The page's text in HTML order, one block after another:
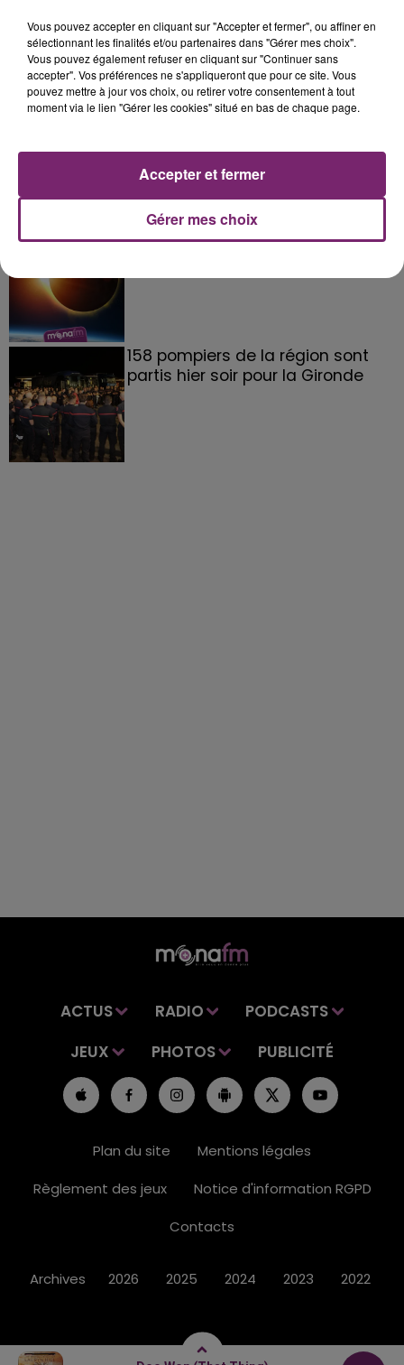
La Bulle - Guinguette éphémère
éclipse solaire du 12 Août 2026
158 pompiers de la région sont
partis hier soir pour la Gironde
ACTUS RADIO
PODCASTS
JEUX
PHOTOS PUBLICITÉ
Plan du site
Mentions légales
Règlement des jeux
Notice d'information RGPD
Contacts
Archives 2026 2025 2024 2023 2022
Vous pouvez accepter en cliquant sur "Accepter et fermer", ou affiner en
sélectionnant les finalités et/ou partenaires dans "Gérer mes choix".
Vous pouvez également refuser en cliquant sur "Continuer sans
accepter". Vos préférences ne s'appliqueront que pour ce site. Vous
pouvez mettre à jour vos choix, ou retirer votre consentement à tout
moment via le lien "Gérer les cookies" situé en bas de chaque page.
Gérer mes choix
Accepter et fermer